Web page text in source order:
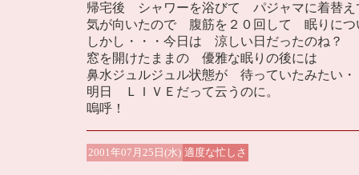
帰宅後 シャワーを浴びて パジャマに着替え
気が向いたので 腹筋を２０回して 眠りにつ
しかし・・・今日は 涼しい日だったのね？
窓を開けたままの 優雅な眠りの後には
鼻水ジュルジュル状態が 待っていたみたい・
明日 ＬＩＶＥだって云うのに。
嗚呼！
2001年07月25日(水) 適度な忙しさ